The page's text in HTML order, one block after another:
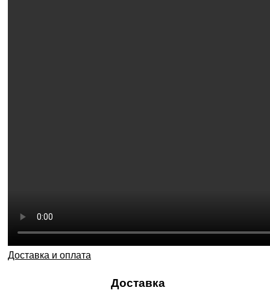
Доставка и оплата
Доставка